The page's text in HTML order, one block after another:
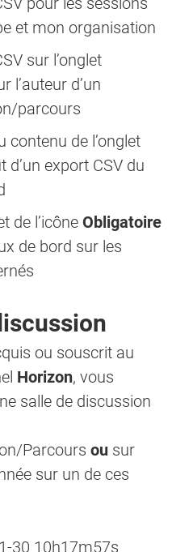
et mon organisation
sur l’onglet
l’auteur d’un
parcours
contenu de l’onglet
d’un export CSV du
de l’icône Obligatoire
de bord sur les
ou souscrit au
Horizon, vous
salle de discussion
Parcours ou sur
sur un de ces